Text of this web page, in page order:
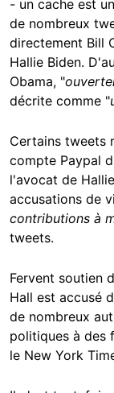
- un cache est
de nombreux
directement Bill
Hallie Biden.
Obama, "
décrite comme "
Certains tweets
compte Paypal
l'avocat de
accusations de
contributions à
tweets.
Fervent soutien
Hall est accusé
de nombreux
politiques à des
le New York